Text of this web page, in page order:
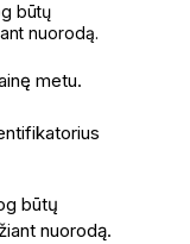
būtų
nuorodą.
metu.
būtų
nuorodą.